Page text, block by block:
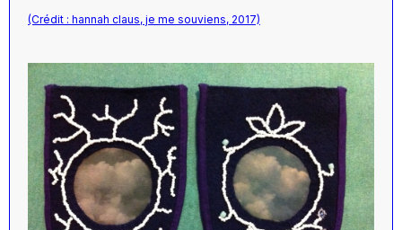
(Crédit : hannah claus, je me souviens, 2017)